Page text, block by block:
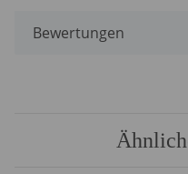
Bewertungen